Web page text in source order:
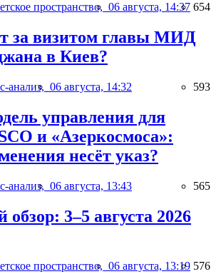
пространство, 06 августа, 14:37 654
за визитом главы МИД
в Киев?
анализ, 06 августа, 14:32 593
управления для
и «Азеркосмоса»:
несёт указ?
анализ, 06 августа, 13:43 565
обзор: 3–5 августа 2026
пространство, 06 августа, 13:19 576